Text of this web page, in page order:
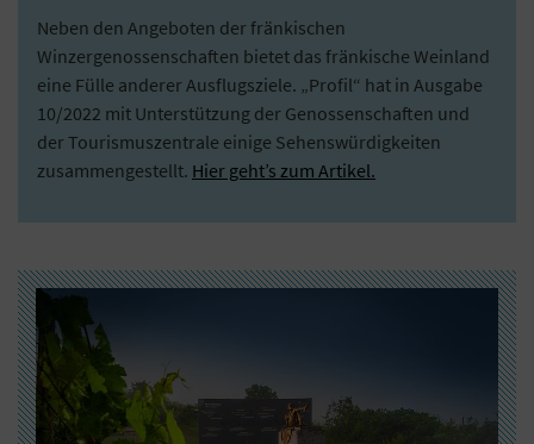
Neben den Angeboten der fränkischen
Winzergenossenschaften bietet das fränkische Weinland
eine Fülle anderer Ausflugsziele. „Profil“ hat in Ausgabe
10/2022 mit Unterstützung der Genossenschaften und
der Tourismuszentrale einige Sehenswürdigkeiten
zusammengestellt. Hier geht’s zum Artikel.